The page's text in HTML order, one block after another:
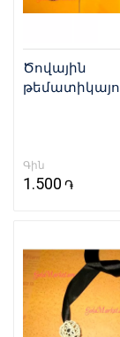
Ծովային
Գին
1.500 ֏